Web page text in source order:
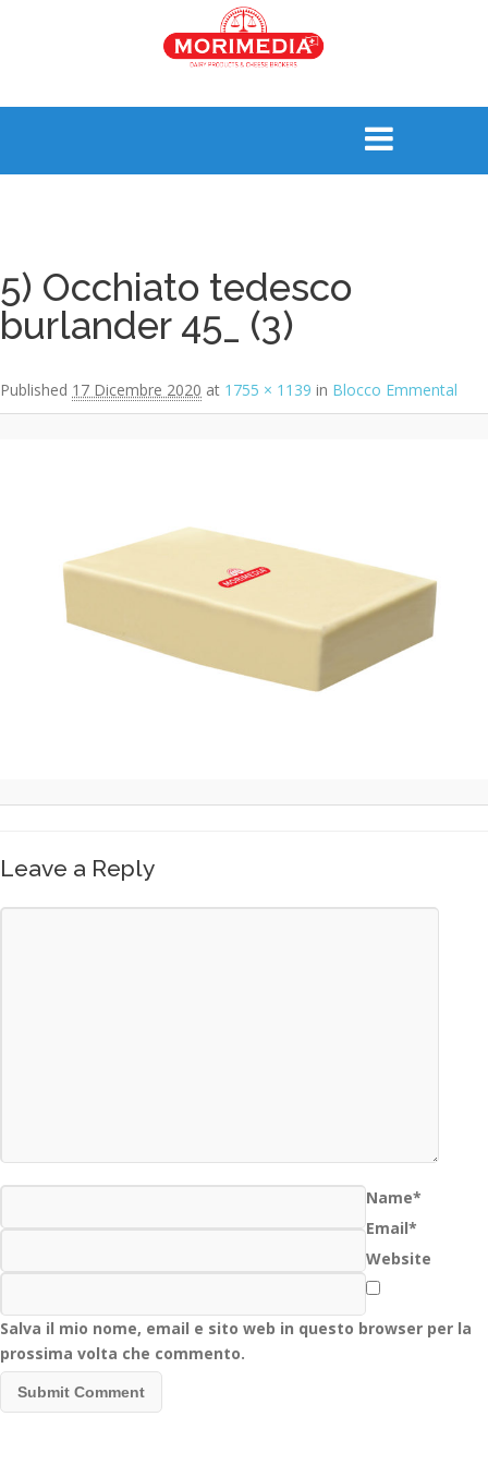
5) Occhiato tedesco
burlander 45_ (3)
Published 17 Dicembre 2020 at 1755 × 1139 in Blocco Emmental
Leave a Reply
Name*
Email*
Website
Salva il mio nome, email e sito web in questo browser per la
prossima volta che commento.